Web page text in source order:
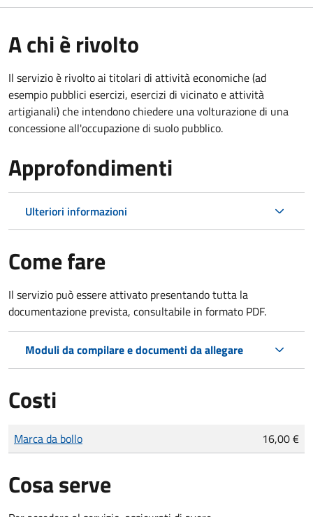
A chi è rivolto
Il servizio è rivolto ai titolari di attività economiche (ad
esempio pubblici esercizi, esercizi di vicinato e attività
artigianali) che intendono chiedere una volturazione di una
concessione all'occupazione di suolo pubblico.
Approfondimenti
Ulteriori informazioni
Come fare
Il servizio può essere attivato presentando tutta la
documentazione prevista, consultabile in formato PDF.
Moduli da compilare e documenti da allegare
Costi
Tipo di pagamento
Importo
Marca da bollo 16,00 €
Cosa serve